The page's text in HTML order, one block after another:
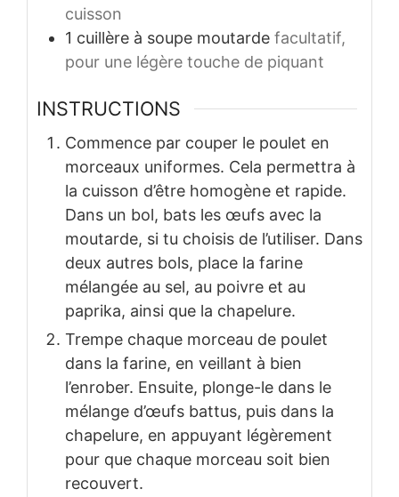
cuisson
1 cuillère à soupe moutarde facultatif,
pour une légère touche de piquant
INSTRUCTIONS
Commence par couper le poulet en
morceaux uniformes. Cela permettra à
la cuisson d’être homogène et rapide.
Dans un bol, bats les œufs avec la
moutarde, si tu choisis de l’utiliser. Dans
deux autres bols, place la farine
mélangée au sel, au poivre et au
paprika, ainsi que la chapelure.
Trempe chaque morceau de poulet
dans la farine, en veillant à bien
l’enrober. Ensuite, plonge-le dans le
mélange d’œufs battus, puis dans la
chapelure, en appuyant légèrement
pour que chaque morceau soit bien
recouvert.